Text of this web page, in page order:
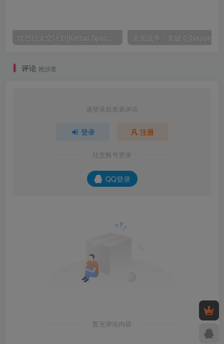
坎巴拉太空计划|Kerbal Space Program|1.12.5.3190|整合全DLC
评论 抢沙发
请登录后发表评论
登录 注册
社交账号登录
QQ登录
暂无评论内容